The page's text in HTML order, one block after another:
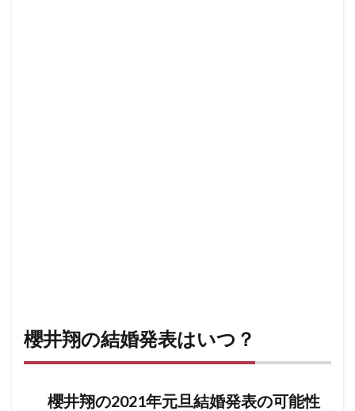
櫻井翔の結婚発表はいつ？
櫻井翔の2021年元旦結婚発表の可能性